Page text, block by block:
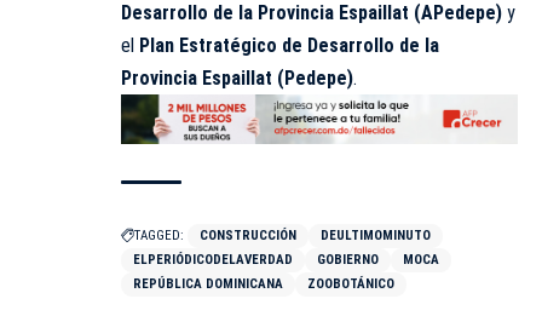
Desarrollo de la Provincia Espaillat (APedepe) y
el Plan Estratégico de Desarrollo de la
Provincia Espaillat (Pedepe).
TAGGED: CONSTRUCCIÓN
DEULTIMOMINUTO
ELPERIÓDICODELAVERDAD
GOBIERNO
MOCA
REPÚBLICA DOMINICANA
ZOOBOTÁNICO